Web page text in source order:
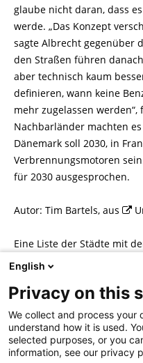
glaube nicht daran, dass
werde. „Das Konzept
sagte Albrecht gegenüber
den Straßen führen
aber technisch kaum
definieren, wann keine
mehr zugelassen
Nachbarländer machten
Dänemark soll 2030, in
Verbrennungsmotoren
für 2030 ausgesprochen.
Autor: Tim Bartels, aus
Eine Liste der Städte mit
überschreitungen 2017
stand-24102018.
English
Privacy on this
We collect and process your
understand how it is used.
selected purposes, or you
information, see our privacy